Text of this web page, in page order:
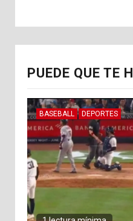
PUEDE QUE TE
BASEBALL DEPORTES